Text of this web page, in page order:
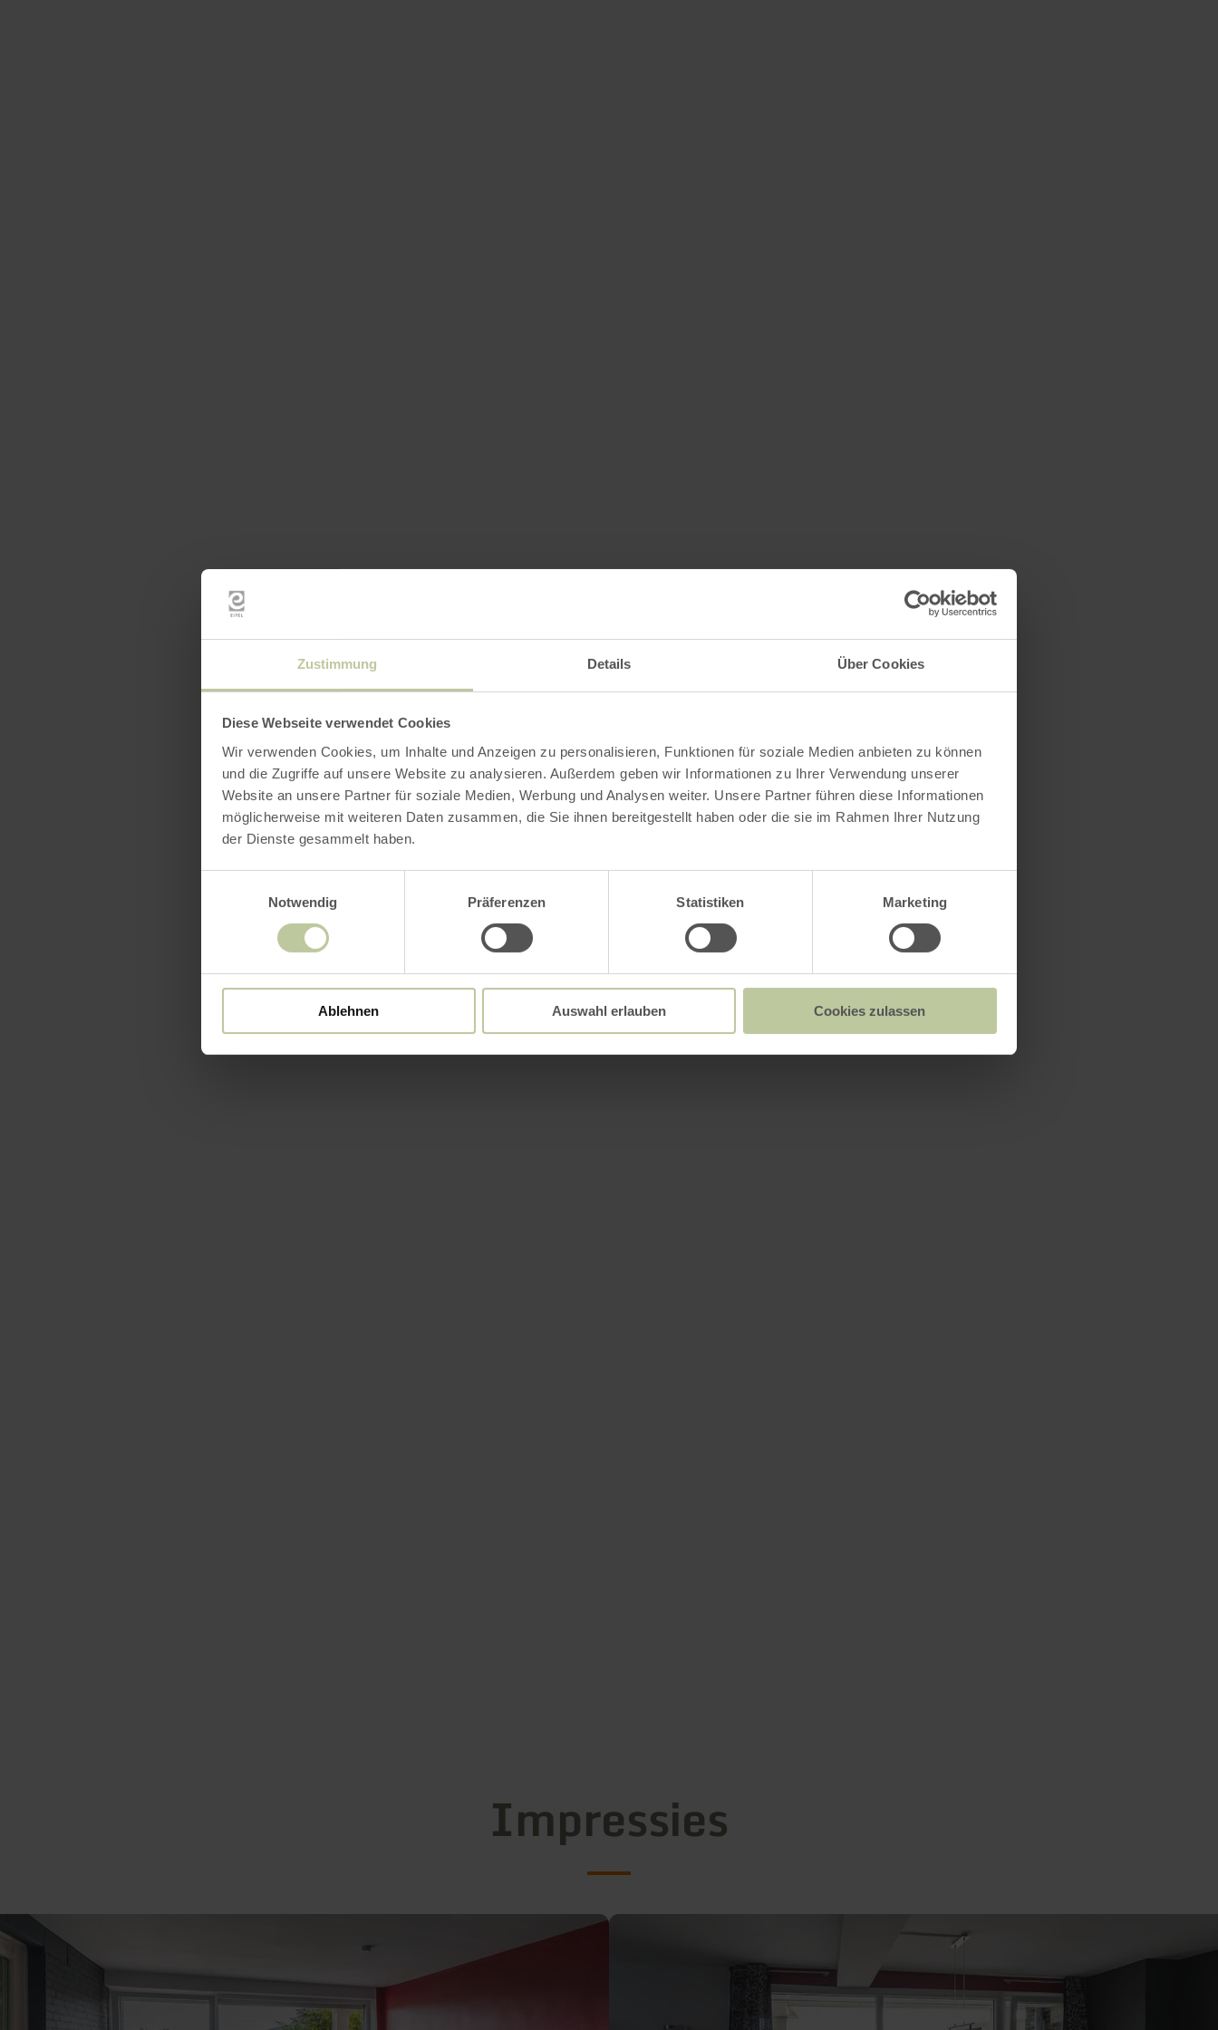
Zustimmung Details Über Cookies
Diese Webseite verwendet Cookies
Wir verwenden Cookies, um Inhalte und Anzeigen zu personalisieren, Funktionen für soziale Medien anbieten zu können
und die Zugriffe auf unsere Website zu analysieren. Außerdem geben wir Informationen zu Ihrer Verwendung unserer
Website an unsere Partner für soziale Medien, Werbung und Analysen weiter. Unsere Partner führen diese Informationen
möglicherweise mit weiteren Daten zusammen, die Sie ihnen bereitgestellt haben oder die sie im Rahmen Ihrer Nutzung
der Dienste gesammelt haben.
Notwendig
Präferenzen Statistiken Marketing
Ablehnen Auswahl erlauben Cookies zulassen
Impressies